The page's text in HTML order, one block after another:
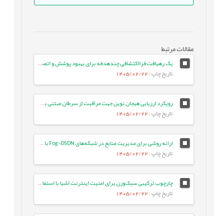
مقالات مرتبط
یک رهیافت فرااکتشافی چندهدفه برای بهبود پوشش و اتصال در شبکه‌های حسگر بی‌سیم
تاریخ چاپ: 1405/02/22
رویکرد ارزیابی هیجان نوین جهت مراقبت از سرطان مبتنی بر مدل‌های زبانی بزرگ
تاریخ چاپ: 1405/02/22
ارائه روشی برای مدیریت منابع در شبکه‌های Fog-DSDN با بهره‌گیری از معماری میکروسرویس و شبکه‌های ESN
تاریخ چاپ: 1405/02/22
چارچوب ترکیبی سبک‌وزن برای امنیت اینترنت اشیا با استفاده از جنگل تصادفی بهینه و انتخاب ویژگی تطبیقی در معماری لبه-ابری
تاریخ چاپ: 1405/02/22